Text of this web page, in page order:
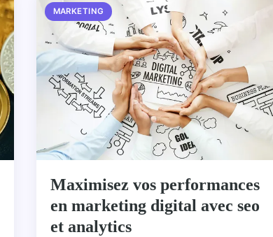
MARKETING
Maximisez vos performances
en marketing digital avec seo
et analytics